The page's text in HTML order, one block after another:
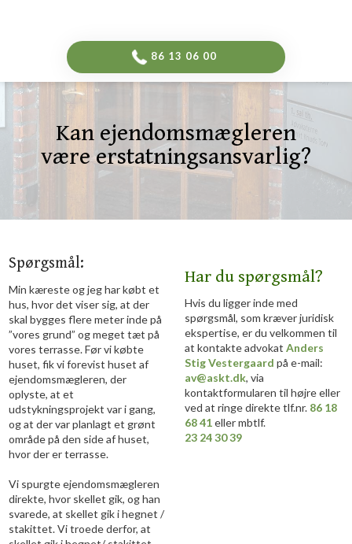
​86 13 06 00​
Kan ejendomsmægleren
være erstatningsansvarlig?​
​Spørgsmål:
Min kæreste og jeg har købt et
hus, hvor det viser sig, at der
skal bygges flere meter inde på
”vores grund” og meget tæt på
vores terrasse. Før vi købte
huset, fik vi forevist huset af
ejendomsmægleren, der
oplyste, at et
udstykningsprojekt var i gang,
og at der var planlagt et grønt
område på den side af huset,
hvor der er terrasse.
Vi spurgte ejendomsmægleren
direkte, hvor skellet gik, og han
svarede, at skellet gik i hegnet /
stakittet. Vi troede derfor, at
Har du spørgsmål?
Hvis du ligger inde med
spørgsmål, som kræver juridisk
ekspertise, er du velkommen til
at kontakte advokat Anders
Stig Vestergaard på e-mail:
av@askt.dk, via
kontaktformularen til højre eller
ved at ringe direkte tlf.nr. 86 18
68 41eller mbtlf.
23 24 30 39